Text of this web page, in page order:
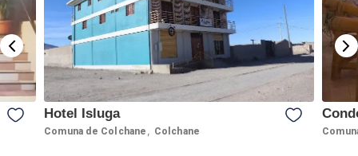
Hotel Isluga
Comuna de Colchane Colchane